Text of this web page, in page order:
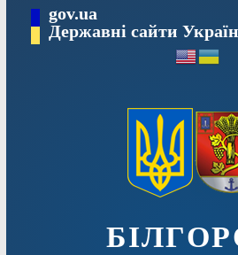
вмісту
gov.ua
Державні сайти